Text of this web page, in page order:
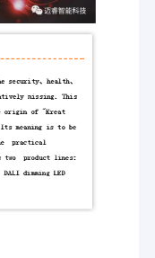
以下でディムすると
.メリーテックの新開
どすべての点滅をなく
ト,トライ・プロフラ
フィッティングのため
れた寿命と良き評判を
ます.